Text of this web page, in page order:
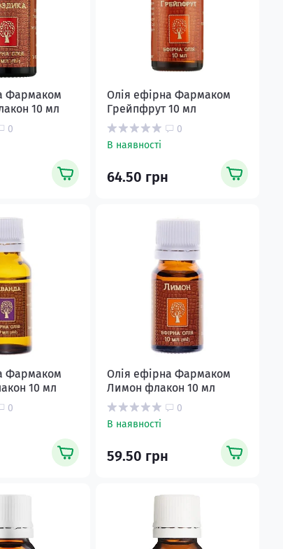
Фармаком
10 мл
0
Олія ефірна Фармаком
Грейпфрут 10 мл
0
В наявності
64.50 грн
Фармаком
10 мл
0
Олія ефірна Фармаком
Лимон флакон 10 мл
0
В наявності
59.50 грн